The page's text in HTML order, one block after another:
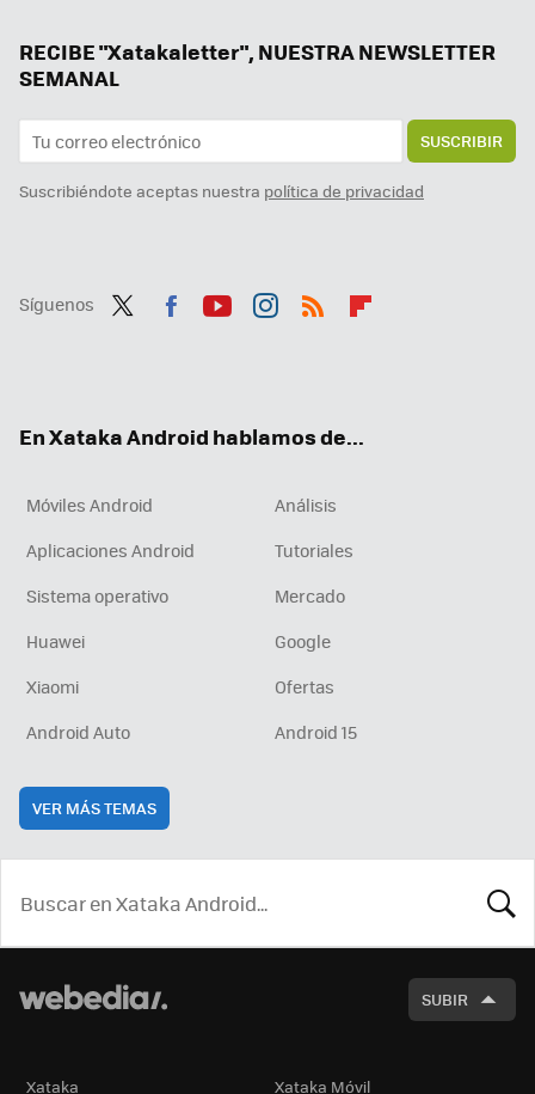
RECIBE "Xatakaletter", NUESTRA NEWSLETTER
SEMANAL
SUSCRIBIR
Suscribiéndote aceptas nuestra política de privacidad
Síguenos
En Xataka Android hablamos de...
Móviles Android
Análisis
Aplicaciones Android
Tutoriales
Sistema operativo
Mercado
Huawei
Google
Xiaomi
Ofertas
Android Auto
Android 15
VER MÁS TEMAS
SUBIR
Xataka Xataka Móvil